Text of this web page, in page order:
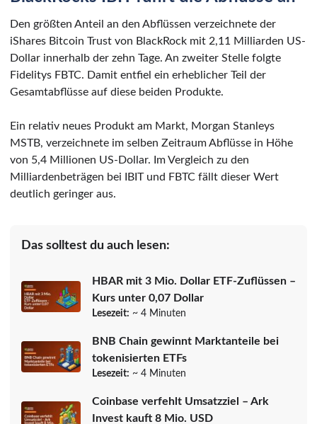
Den größten Anteil an den Abflüssen verzeichnete der
iShares Bitcoin Trust von BlackRock mit 2,11 Milliarden US-
Dollar innerhalb der zehn Tage. An zweiter Stelle folgte
Fidelitys FBTC. Damit entfiel ein erheblicher Teil der
Gesamtabflüsse auf diese beiden Produkte.
Ein relativ neues Produkt am Markt, Morgan Stanleys
MSTB, verzeichnete im selben Zeitraum Abflüsse in Höhe
von 5,4 Millionen US-Dollar. Im Vergleich zu den
Milliardenbeträgen bei IBIT und FBTC fällt dieser Wert
deutlich geringer aus.
Das solltest du auch lesen:
HBAR mit 3 Mio. Dollar ETF-Zuflüssen –
Kurs unter 0,07 Dollar
Lesezeit: ~ 4 Minuten
BNB Chain gewinnt Marktanteile bei
tokenisierten ETFs
Lesezeit: ~ 4 Minuten
Coinbase verfehlt Umsatzziel – Ark
Invest kauft 8 Mio. USD